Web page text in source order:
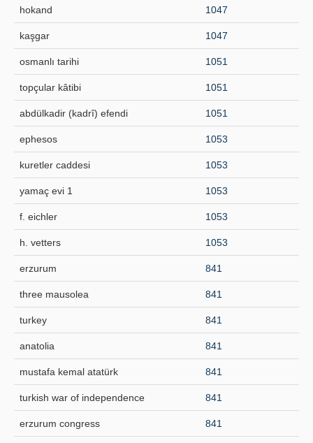
hokand 1047
kaşgar 1047
osmanlı tarihi 1051
topçular kâtibi 1051
abdülkadir (kadrî) efendi 1051
ephesos 1053
kuretler caddesi 1053
yamaç evi 1 1053
f. eichler 1053
h. vetters 1053
erzurum 841
three mausolea 841
turkey 841
anatolia 841
mustafa kemal atatürk 841
turkish war of independence 841
erzurum congress 841